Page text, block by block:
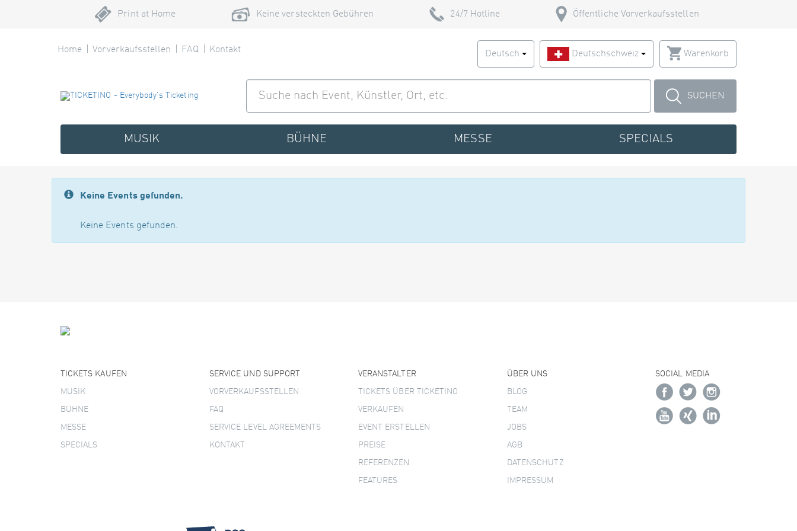
Print at Home Keine versteckten Gebühren 24/7 Hotline Öffentliche Vorverkaufsstellen
Home Vorverkaufsstellen FAQ Kontakt Deutsch Deutschschweiz Warenkorb
SUCHEN
MUSIK BÜHNE MESSE SPECIALS
Keine Events gefunden.
Keine Events gefunden.
TICKETS KAUFEN
MUSIK
BÜHNE
MESSE
SPECIALS
SERVICE UND SUPPORT
VORVERKAUFSSTELLEN
FAQ
SERVICE LEVEL AGREEMENTS
KONTAKT
VERANSTALTER
TICKETS ÜBER TICKETINO
VERKAUFEN
EVENT ERSTELLEN
PREISE
REFERENZEN
FEATURES
ÜBER UNS
BLOG
TEAM
JOBS
AGB
DATENSCHUTZ
IMPRESSUM
SOCIAL MEDIA